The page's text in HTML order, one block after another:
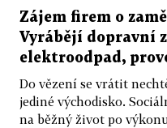
Zájem firem o
Vyrábějí dopravní
elektroodpad,
Do vězení se vrátit
jediné východisko.
na běžný život po